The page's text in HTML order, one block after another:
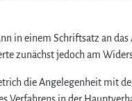
in einem Schriftsatz an
zunächst jedoch am
die Angelegenheit mit